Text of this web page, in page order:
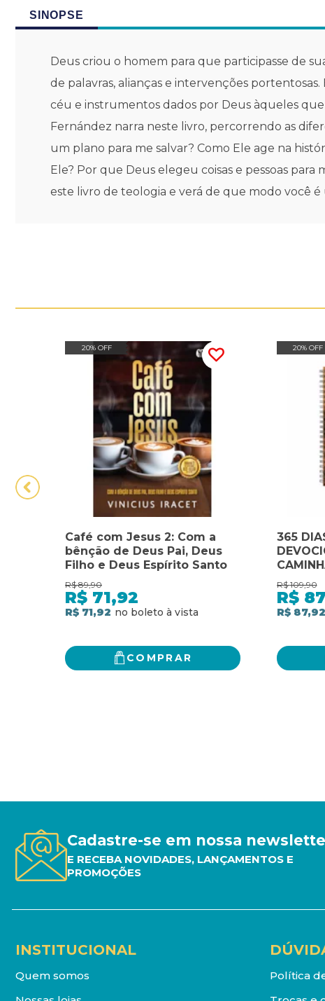
SINOPSE
Deus criou o homem para que participasse de
de palavras, alianças e intervenções
céu e instrumentos dados por Deus àqueles
Fernández narra neste livro, percorrendo as
um plano para me salvar? Como Ele age na
Ele? Por que Deus elegeu coisas e pessoas
este livro de teologia e verá de que modo você
20% OFF
Café com Jesus 2: Com a
bênção de Deus Pai, Deus
Filho e Deus Espírito Santo
R$ 89,90
R$ 71,92
R$ 71,92
COMPRAR
20% OFF
365
DEUS -
R$ 109,90
R$
R$ 87,92
Cadastre-se em nossa
E RECEBA NOVIDADES, LANÇAMENTOS E
PROMOÇÕES
INSTITUCIONAL
Quem somos
Política